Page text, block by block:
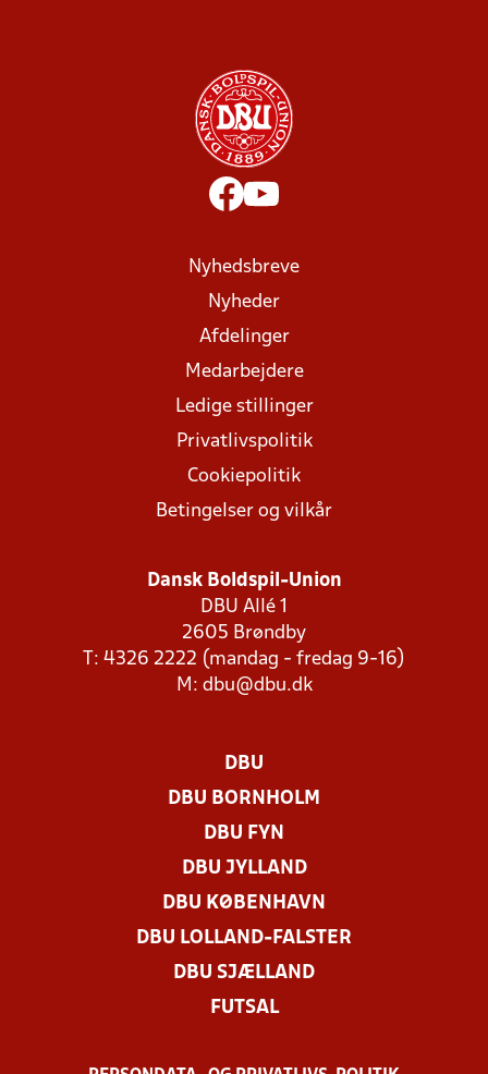
Nyhedsbreve
Nyheder
Afdelinger
Medarbejdere
Ledige stillinger
Privatlivspolitik
Cookiepolitik
Betingelser og vilkår
Dansk Boldspil-Union
DBU Allé 1
2605 Brøndby
T: 4326 2222 (mandag - fredag 9-16)
M: dbu@dbu.dk
DBU
DBU BORNHOLM
DBU FYN
DBU JYLLAND
DBU KØBENHAVN
DBU LOLLAND-FALSTER
DBU SJÆLLAND
FUTSAL